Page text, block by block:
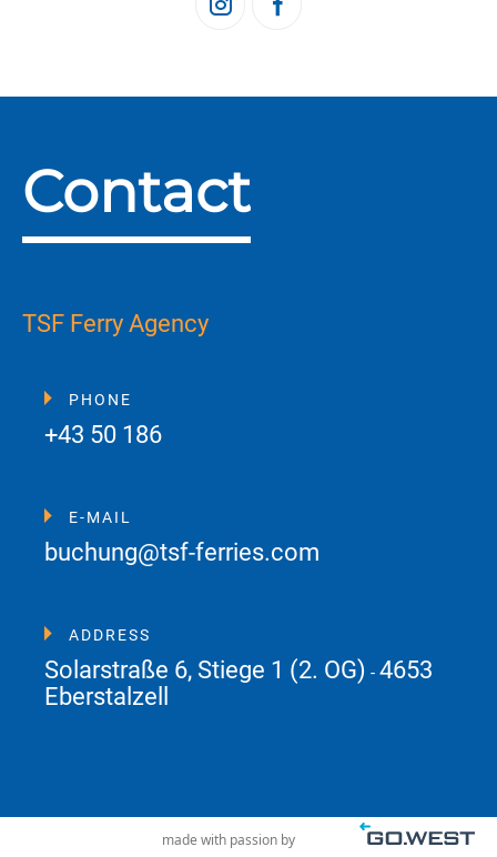
Contact
TSF Ferry Agency
PHONE
+43 50 186
E-MAIL
buchung@tsf-ferries.com
ADDRESS
Solarstraße 6, Stiege 1 (2. OG) - 4653
Eberstalzell
made with passion by